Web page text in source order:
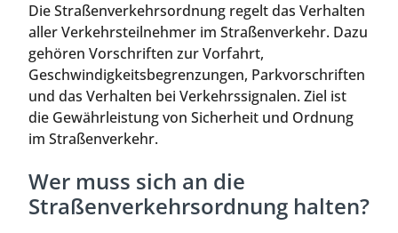
Die Straßenverkehrsordnung regelt das Verhalten
aller Verkehrsteilnehmer im Straßenverkehr. Dazu
gehören Vorschriften zur Vorfahrt,
Geschwindigkeitsbegrenzungen, Parkvorschriften
und das Verhalten bei Verkehrssignalen. Ziel ist
die Gewährleistung von Sicherheit und Ordnung
im Straßenverkehr.
Wer muss sich an die
Straßenverkehrsordnung halten?